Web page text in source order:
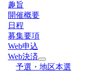
趣旨
開催概要
日程
募集要項
Web申込
Web決済
予選・地区本選